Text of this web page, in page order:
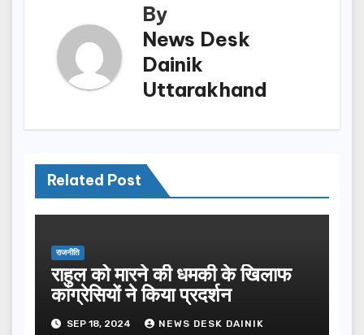
By
News Desk
Dainik
Uttarakhand
Related Post
राजनीति
राहुल को मारने की धमकी के खिलाफ
कांग्रेसियों ने किया प्रदर्शन
SEP 18, 2024 NEWS DESK DAINIK